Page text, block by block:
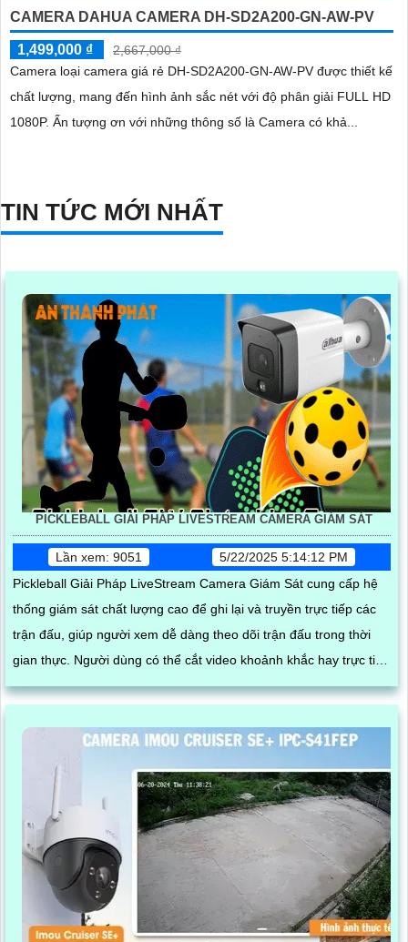
CAMERA DAHUA CAMERA DH-SD2A200-GN-AW-PV
1,499,000 ₫
2,667,000 ₫
Camera loại camera giá rẻ DH-SD2A200-GN-AW-PV được thiết kế
chất lượng, mang đến hình ảnh sắc nét với độ phân giải FULL HD
1080P. Ấn tượng ơn với những thông số là Camera có khả...
TIN TỨC MỚI NHẤT
PICKLEBALL GIẢI PHÁP LIVESTREAM CAMERA GIÁM SÁT
Lần xem: 9051
5/22/2025 5:14:12 PM
Pickleball Giải Pháp LiveStream Camera Giám Sát cung cấp hệ
thống giám sát chất lượng cao để ghi lại và truyền trực tiếp các
trận đấu, giúp người xem dễ dàng theo dõi trận đấu trong thời
gian thực. Người dùng có thể cắt video khoảnh khắc hay trực tiếp
và dễ dàng